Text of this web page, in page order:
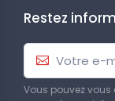
Restez
Vous pouvez